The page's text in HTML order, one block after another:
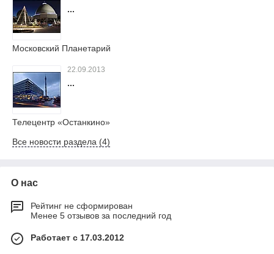
...
Московский Планетарий
22.09.2013
...
Телецентр «Останкино»
Все новости раздела (4)
О нас
Рейтинг не сформирован
Менее 5 отзывов за последний год
Работает с 17.03.2012